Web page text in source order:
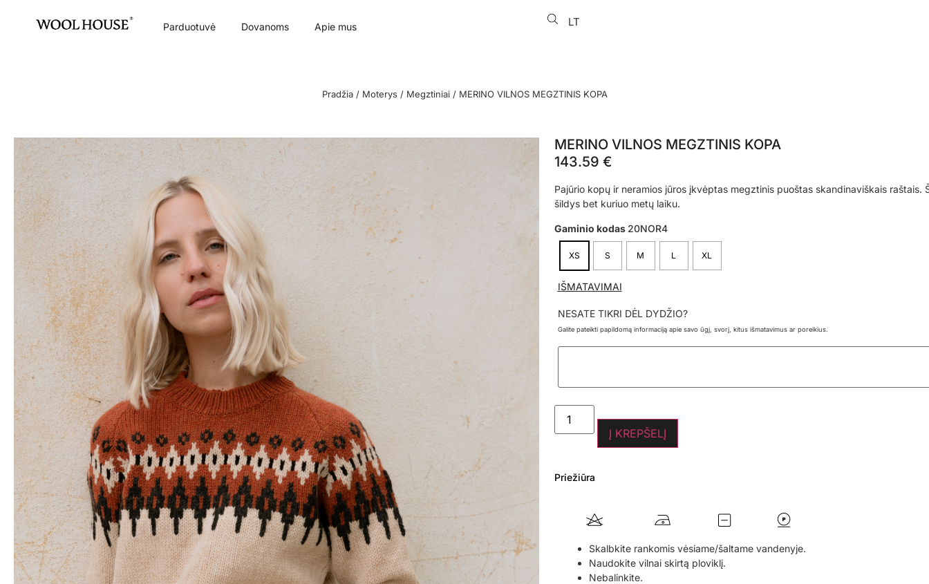
Parduotuvė Dovanoms Apie mus LT
EN
Pradžia/ Moterys/ Megztiniai/ MERINO VILNOS MEGZTINIS KOPA
MERINO VILNOS MEGZTINIS KOPA
143.59 €
Pajūrio kopų ir neramios jūros įkvėptas megztinis puoštas skandinaviškais raštais.
šildys bet kuriuo metų laiku.
Gaminio kodas 20NOR4
XS S M L XL
IŠMATAVIMAI
NESATE TIKRI DĖL DYDŽIO?
Galite pateikti papildomą informaciją apie savo ūgį, svorį, kitus išmatavimus ar poreikius.
Į KREPŠELĮ
Priežiūra
Skalbkite rankomis vėsiame/šaltame vandenyje.
Naudokite vilnai skirtą ploviklį.
Nebalinkite.